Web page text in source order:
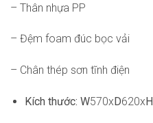
– Thân nhựa PP
– Đệm foam đúc bọc vải
– Chân thép sơn tĩnh điện
Kích thước: W570xD620xH